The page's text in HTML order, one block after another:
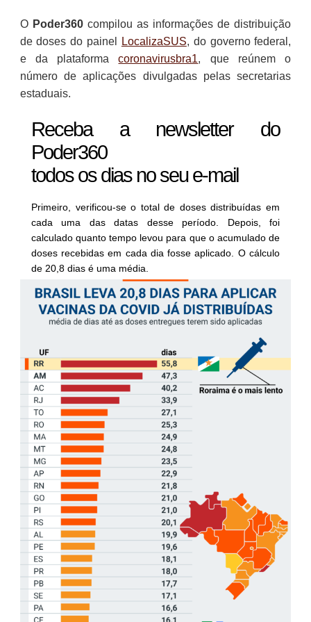
O Poder360compilou as informações de distribuição
de doses do painel
LocalizaSUS, do governo federal,
e da plataformacoronavirusbra1, que reúnem o
número de aplicações divulgadas pelas secretarias
estaduais.
Receba a newsletter do
Poder360
todos os dias no seu e-mail
Primeiro, verificou-se o total de doses distribuídas em
cada uma das datas desse período. Depois, foi
calculado quanto tempo levou para que o acumulado de
doses recebidas em cada dia fosse aplicado. O cálculo
de 20,8 dias é uma média.